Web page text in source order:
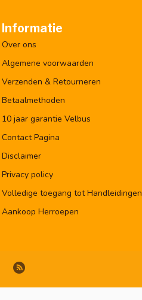
Informatie
Over ons
Algemene voorwaarden
Verzenden & Retourneren
Betaalmethoden
10 jaar garantie Velbus
Contact Pagina
Disclaimer
Privacy policy
Volledige toegang tot Handleidingen
Aankoop Herroepen